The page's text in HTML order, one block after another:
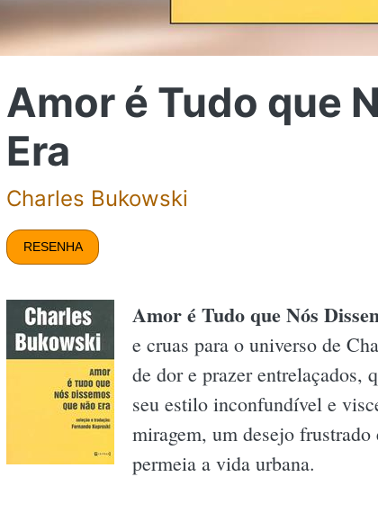
Amor é Tudo que
Era
Charles Bukowski
RESENHA
Amor é Tudo que Nós
e cruas para o universo de
de dor e prazer entrelaçados,
seu estilo inconfundível e
miragem, um desejo
permeia a vida urbana.